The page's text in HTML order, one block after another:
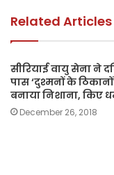
k
Related Articles
सीरियाई वायु सेना ने
पास ‘दुश्मनों के
बनाया निशाना, किए
December 26, 2018